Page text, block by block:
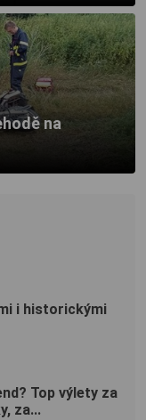
na
i historickými
Top výlety za
za...